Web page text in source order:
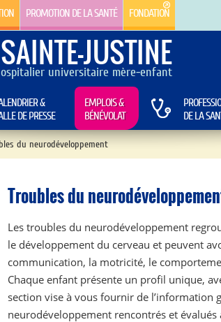
PROMOTION DE LA SANTÉ FONDATION
JUSTINE
universitaire mère-enfant
&
DE PRESSE
EMPLOIS &
BÉNÉVOLAT
DE LA
du neurodéveloppement
Troubles du
Les troubles du neurodéveloppement
le développement du cerveau et peuvent
communication, la motricité, le
Chaque enfant présente un profil unique,
section vise à vous fournir de l’information
neurodéveloppement rencontrés et évalués